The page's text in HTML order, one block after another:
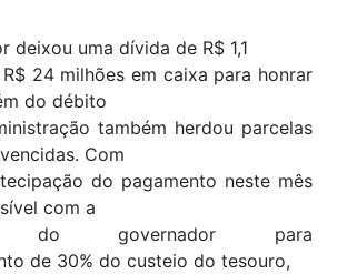
deixou uma dívida de R$ 1,1
24 milhões em caixa para honrar
do débito
também herdou parcelas
Com
do pagamento neste mês
com a
do governador para
de 30% do custeio do tesouro,